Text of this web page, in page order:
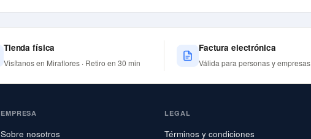
Tienda física
Visítanos en Miraflores · Retiro en 30 min
Factura electrónica
Válida para personas y empresas
EMPRESA
Sobre nosotros
LEGAL
Términos y condiciones